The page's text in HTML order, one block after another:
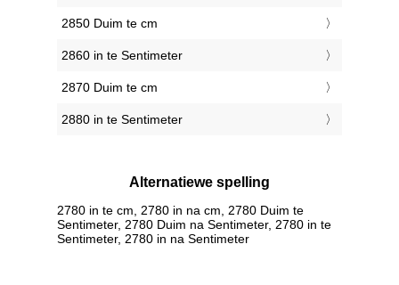
2850 Duim te cm
2860 in te Sentimeter
2870 Duim te cm
2880 in te Sentimeter
Alternatiewe spelling
2780 in te cm, 2780 in na cm, 2780 Duim te
Sentimeter, 2780 Duim na Sentimeter, 2780 in te
Sentimeter, 2780 in na Sentimeter